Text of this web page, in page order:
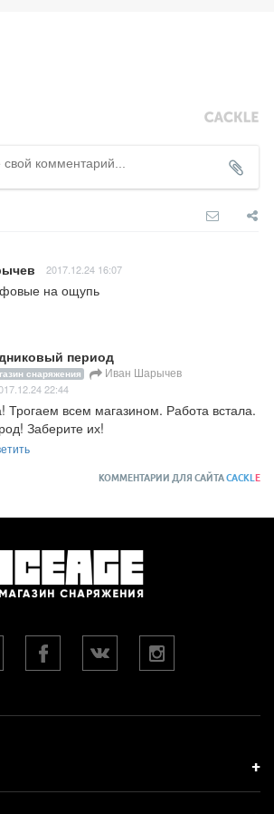
2017.12.24 16:07
на ощупь
период
снаряжения Иван Шарычев
22:44
Трогаем всем магазином. Работа встала.
Заберите их!
КОММЕНТАРИИ ДЛЯ САЙТАCACKLE